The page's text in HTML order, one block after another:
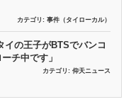
カテゴリ: 事件（タイローカル）
イの王子がBTSでバンコ
チ中です」
カテゴリ: 仰天ニュース